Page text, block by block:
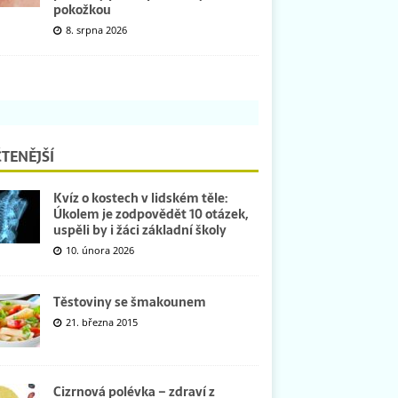
pokožkou
8. srpna 2026
Kvíz o kostech v lidském těle:
Úkolem je zodpovědět 10 otázek,
uspěli by i žáci základní školy
10. února 2026
Těstoviny se šmakounem
21. března 2015
Cizrnová polévka – zdraví z